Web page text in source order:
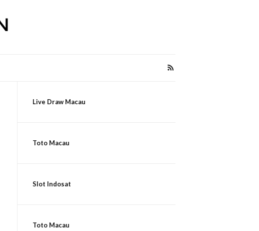
Live Draw Macau
Toto Macau
Slot Indosat
Toto Macau